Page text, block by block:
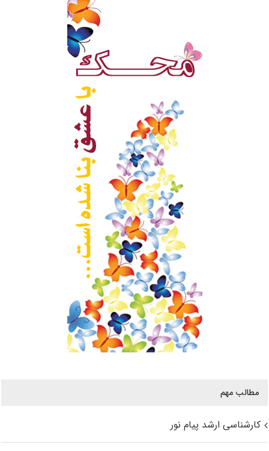
مطالب مهم
کارشناسی ارشد پیام نور